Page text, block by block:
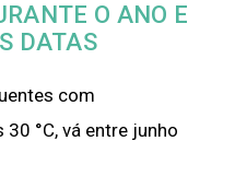
O ANO E
DATAS
com
°C, vá entre junho